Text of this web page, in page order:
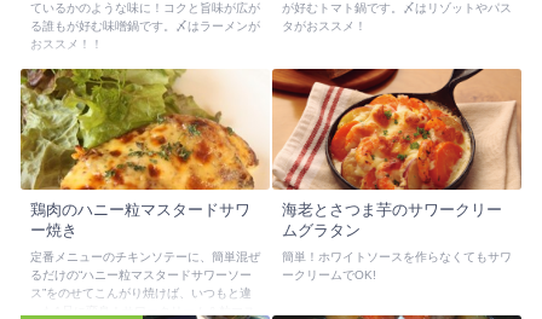
ているかのような味に！コクと旨味が広が
る誰もが好む味噌鍋です。〆はラーメンが
おススメ！！
が好むトマト鍋です。〆はリゾットやパス
タがおススメ！
鶏肉のハニー粒マスタードサワ
ー焼き
定番メニューのチキンソテーに、簡単混ぜ
るだけの“ハニー粒マスタードサワーソー
ス”をのせてこんがり焼けば、いつもと違
海老とさつま芋のサワークリー
ムグラタン
簡単！ホワイトソースを作らなくてもサワ
ークリームでOK!